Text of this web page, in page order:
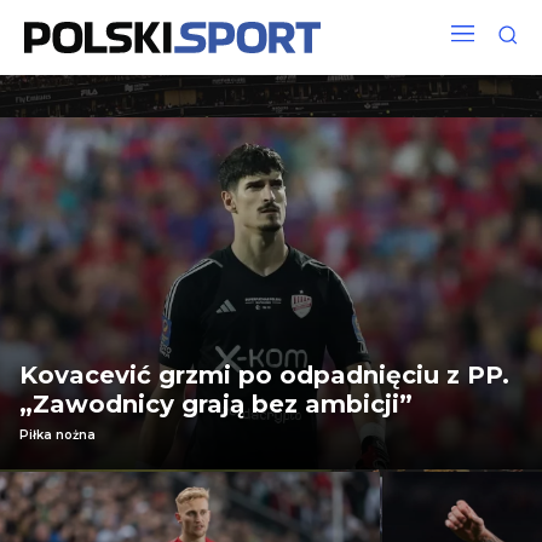
Kovacević grzmi po odpadnięciu z PP.
„Zawodnicy grają bez ambicji”
Piłka nożna